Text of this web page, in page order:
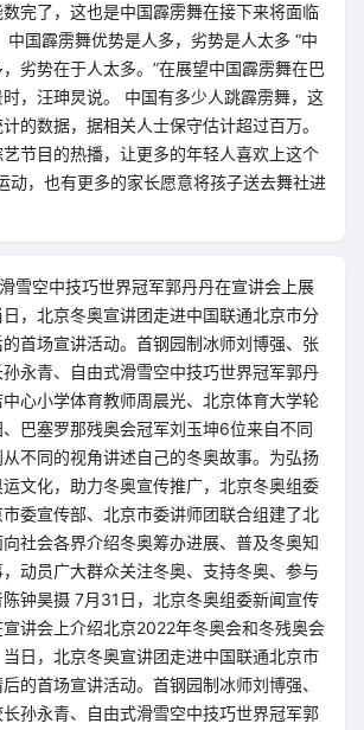
完了，这也是中国霹雳舞在接下来将面临
中国霹雳舞优势是人多，劣势是人太多 “中
劣势在于人太多。”在展望中国霹雳舞在巴
，汪珅炅说。 中国有多少人跳霹雳舞，这
的数据，据相关人士保守估计超过百万。
节目的热播，让更多的年轻人喜欢上这个
动，也有更多的家长愿意将孩子送去舞社进
雪空中技巧世界冠军郭丹丹在宣讲会上展
，北京冬奥宣讲团走进中国联通北京市分
首场宣讲活动。首钢园制冰师刘博强、张
永青、自由式滑雪空中技巧世界冠军郭丹
心小学体育教师周晨光、北京体育大学轮
巴塞罗那残奥会冠军刘玉坤6位来自不同
不同的视角讲述自己的冬奥故事。为弘扬
文化，助力冬奥宣传推广，北京冬奥组委
委宣传部、北京市委讲师团联合组建了北
社会各界介绍冬奥筹办进展、普及冬奥知
动员广大群众关注冬奥、支持冬奥、参与
钟昊摄 7月31日，北京冬奥组委新闻宣传
讲会上介绍北京2022年冬奥会和冬残奥会
日，北京冬奥宣讲团走进中国联通北京市
的首场宣讲活动。首钢园制冰师刘博强、
孙永青、自由式滑雪空中技巧世界冠军郭